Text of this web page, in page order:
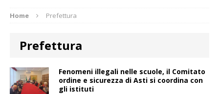
Home Prefettura
Prefettura
Fenomeni illegali nelle scuole, il Comitato
ordine e sicurezza di Asti si coordina con
gli istituti